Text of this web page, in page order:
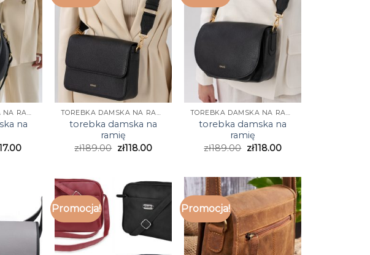
TOREBKA DAMSKA NA RAMIĘ
na
TOREBKA DAMSKA NA RAMIĘ
torebka damska na
ramię
zł189.00 zł118.00
TOREBKA DAMSKA NA RAMIĘ
torebka damska na
ramię
zł189.00 zł118.00
Promocja! Promocja!